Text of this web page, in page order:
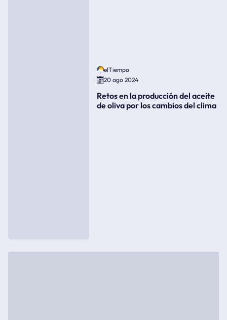
elTiempo
20 ago 2024
Retos en la producción del aceite
de oliva por los cambios del clima